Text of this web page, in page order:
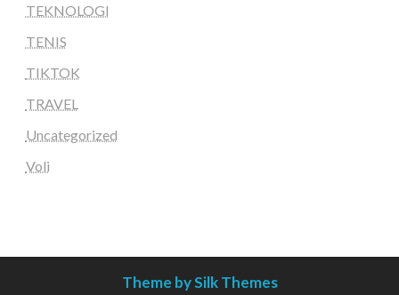
TEKNOLOGI
TENIS
TIKTOK
TRAVEL
Uncategorized
Voli
Theme by Silk Themes